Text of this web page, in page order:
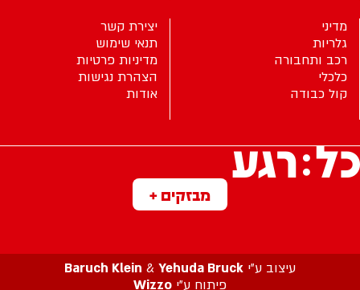
מבזקים +
מדיני
גלריות
רכב ותחבורה
כלכלי
קול כבודה
יצירת קשר
תנאי שימוש
מדיניות פרטיות
הצהרת נגישות
אודות
עיצוב ע”י Baruch Klein & Yehuda Bruck
פיתוח ע”י Wizzo